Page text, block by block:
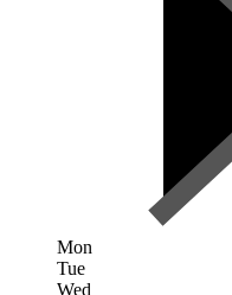
Mon
Tue
Wed